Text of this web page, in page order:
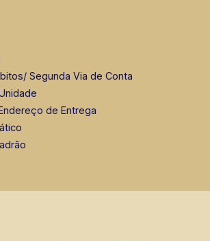
Segunda Via de Conta
de Entrega